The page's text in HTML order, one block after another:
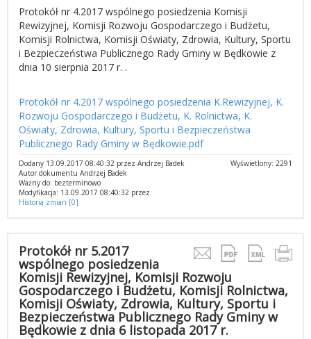
Protokół nr 4.2017 wspólnego posiedzenia Komisji
Rewizyjnej, Komisji Rozwoju Gospodarczego i Budżetu,
Komisji Rolnictwa, Komisji Oświaty, Zdrowia, Kultury, Sportu
i Bezpieczeństwa Publicznego Rady Gminy w Będkowie z
dnia 10 sierpnia 2017 r. .
Protokół nr 4.2017 wspólnego posiedzenia K.Rewizyjnej, K.
Rozwoju Gospodarczego i Budżetu, K. Rolnictwa, K.
Oświaty, Zdrowia, Kultury, Sportu i Bezpieczeństwa
Publicznego Rady Gminy w Będkowie.pdf
Wyświetlony: 2291
Dodany 13.09.2017 08:40:32 przez Andrzej Badek
Autor dokumentu Andrzej Badek
Ważny do: bezterminowo
Modyfikacja: 13.09.2017 08:40:32 przez
Historia zmian [0]
Protokół nr 5.2017
wspólnego posiedzenia
Komisji Rewizyjnej, Komisji Rozwoju
Gospodarczego i Budżetu, Komisji Rolnictwa,
Komisji Oświaty, Zdrowia, Kultury, Sportu i
Bezpieczeństwa Publicznego Rady Gminy w
Będkowie z dnia 6 listopada 2017 r.